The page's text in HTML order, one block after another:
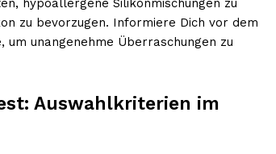
zu bevorzugen. Informiere Dich vor dem
unangenehme Überraschungen zu
Auswahlkriterien im